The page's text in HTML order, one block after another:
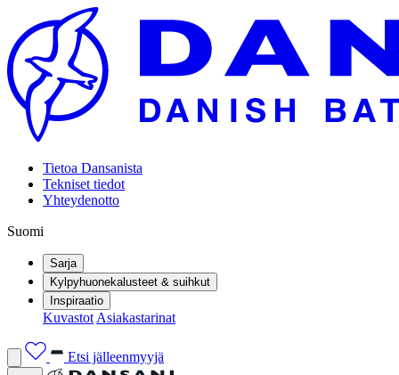
Tietoa Dansanista
Tekniset tiedot
Yhteydenotto
Suomi
Sarja
Kylpyhuonekalusteet & suihkut
Inspiraatio
Kuvastot Asiakastarinat
Etsi jälleenmyyjä